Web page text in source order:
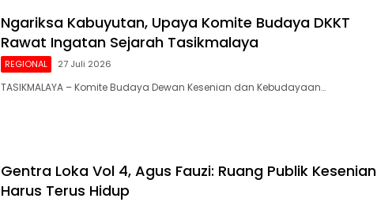
Ngariksa Kabuyutan, Upaya Komite Budaya DKKT
Rawat Ingatan Sejarah Tasikmalaya
REGIONAL 27 Juli 2026
TASIKMALAYA – Komite Budaya Dewan Kesenian dan Kebudayaan…
Gentra Loka Vol 4, Agus Fauzi: Ruang Publik Kesenian
Harus Terus Hidup